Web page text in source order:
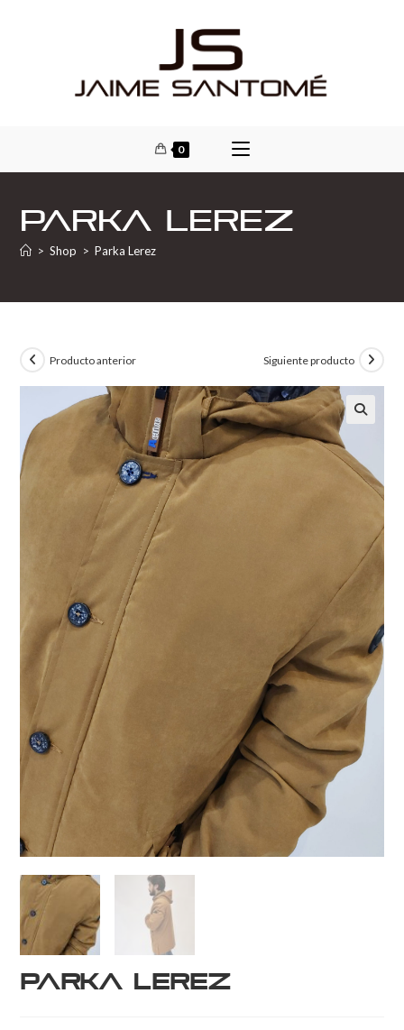
0
Parka Lerez
> Shop > Parka Lerez
Producto anterior Siguiente producto
Parka Lerez